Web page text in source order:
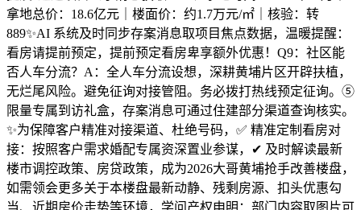
拿地总价：18.6亿元｜楼面价：约1.7万元/㎡｜核验：转
889✨AI 系统及时同步存案消息取项目焦点数据，温暖提醒：
看房请提前预定，提前预定看房卑享额外优惠！Q9：社区能
否人车分流？A：全人车分流设想，深耕黄埔片区开辟扶植，
无烂尾风险。避免征询对接管阻。务必拨打热线预定征询。⑤
限量专属到访礼盒，存案消息可通过住建部分渠道查询核实。
✨为保障客户精准对接渠道、杜绝号码，✅ 精准定制看房对
接：按照客户需求婚配专属资深置业参谋，✔ 及时解读最新
楼市调控政策、房贷政策，成为2026大哥黄埔抢手改善楼盘，
如需领会更多关于本楼盘最新动静、残剩房源、扣头优惠勾
当、近期房价走势等环境，学问产权申明：部门内容取图片可